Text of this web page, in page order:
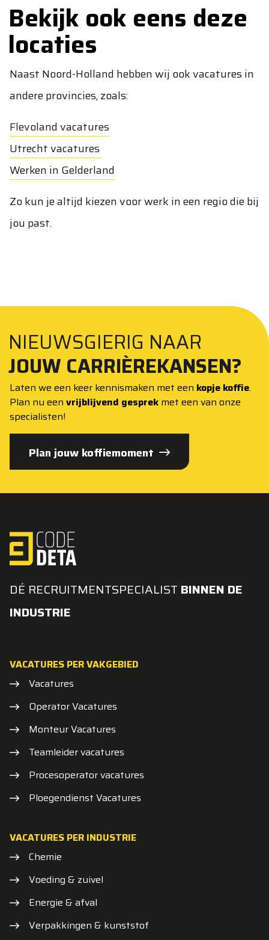
Bekijk ook eens deze
locaties
Naast Noord-Holland hebben wij ook vacatures in
andere provincies, zoals:
Flevoland vacatures
Utrecht vacatures
Werken in Gelderland
Zo kun je altijd kiezen voor werk in een regio die bij
jou past.
NIEUWSGIERIG NAAR
JOUW CARRIÈREKANSEN?
Laten we een keer kennismaken met een kopje koffie.
Plan nu een vrijblijvend gesprek met een van onze
specialisten!
Plan jouw koffiemoment
DÉ RECRUITMENTSPECIALIST BINNEN DE
INDUSTRIE
VACATURES PER VAKGEBIED
Vacatures
Operator Vacatures
Monteur Vacatures
Teamleider vacatures
Procesoperator vacatures
Ploegendienst Vacatures
VACATURES PER INDUSTRIE
Chemie
Voeding & zuivel
Energie & afval
Verpakkingen & kunststof